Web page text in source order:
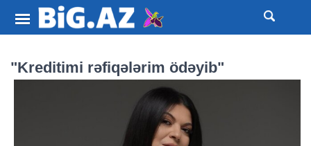
"Kreditimi rəfiqələrim ödəyib"